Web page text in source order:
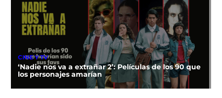
CINE Y TV
‘Nadie nos va a extrañar 2’: Películas de los 90 que
los personajes amarían